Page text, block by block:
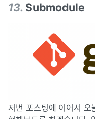
13. Submodule
저번 포스팅에 이어서 오늘은